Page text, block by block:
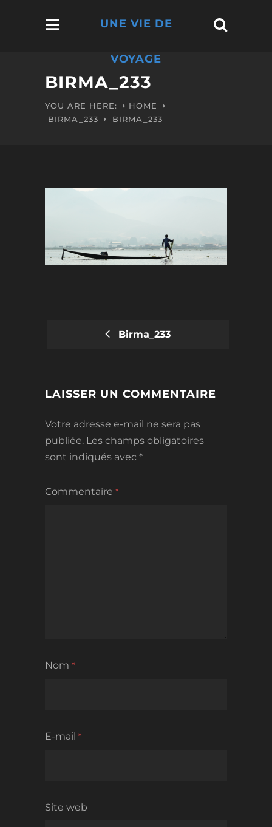
UNE VIE DE
VOYAGE
BIRMA_233
YOU ARE HERE:
HOME
BIRMA_233
BIRMA_233
Birma_233
LAISSER UN COMMENTAIRE
Votre adresse e-mail ne sera pas
publiée. Les champs obligatoires
sont indiqués avec *
Commentaire *
Nom *
E-mail *
Site web